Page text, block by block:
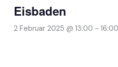
Eisbaden
2 Februar 2025 @ 13:00 - 16:00